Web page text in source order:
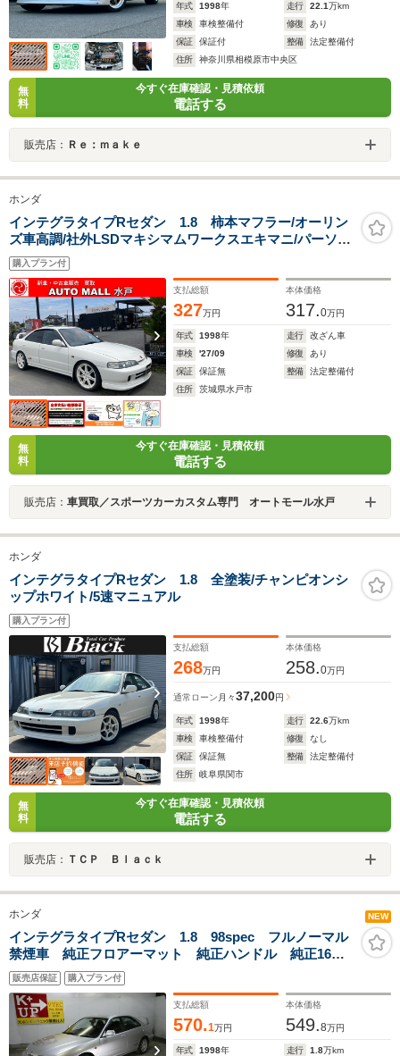
年式 1998年 走行 22.1万km
車検
車検整備付 修復
あり
保証
保証付 整備
法定整備付
住所
神奈川県相模原市中央区
無
料
今すぐ在庫確認・見積依頼
電話する
販売店： Ｒｅ：ｍａｋｅ
ホンダ
インテグラタイプRセダン 1.8 柿本マフラー/オーリン
ズ車高調/社外LSDマキシマムワークスエキマニ/パーソナ
ルBOX純正ストラット前後タワーバー/スプーンエアクリ
チタンシフトノブ/純正レカロシート/無限スポーツペダル
バリスボンネット
購入プラン付
支払総額
327万円
本体価格
317.0万円
年式 1998年 走行
改ざん車
車検
'27/09 修復
あり
保証
保証無 整備
法定整備付
住所
茨城県水戸市
無
料
今すぐ在庫確認・見積依頼
電話する
販売店： 車買取／スポーツカーカスタム専門 オートモール水戸
ホンダ
インテグラタイプRセダン 1.8 全塗装/チャンピオンシ
ップホワイト/5速マニュアル
購入プラン付
支払総額
268万円
本体価格
258.0万円
通常ローン 月々37,200円
年式 1998年 走行 22.6万km
車検
車検整備付 修復
なし
保証
保証無 整備
法定整備付
住所
岐阜県関市
無
料
今すぐ在庫確認・見積依頼
電話する
販売店： ＴＣＰ Ｂｌａｃｋ
ホンダ NEW
インテグラタイプRセダン 1.8 98spec フルノーマル
禁煙車 純正フロアーマット 純正ハンドル 純正16イ
ンチアルミホイール ABS付き
販売店保証 購入プラン付
支払総額
570.1万円
本体価格
549.8万円
年式 1998年 走行 1.8万km